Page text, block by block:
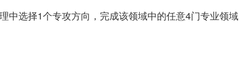
中选择1个专攻方向，完成该领域中的任意4门专业领域